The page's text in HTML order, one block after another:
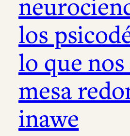
los
lo que
mesa
inawe